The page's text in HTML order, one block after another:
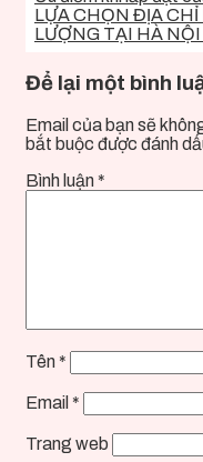
LỰA CHỌN ĐỊA
LƯỢNG TẠI HÀ
Để lại một bình
Email của bạn sẽ
bắt buộc được đánh
Bình luận *
Tên *
Email *
Trang web